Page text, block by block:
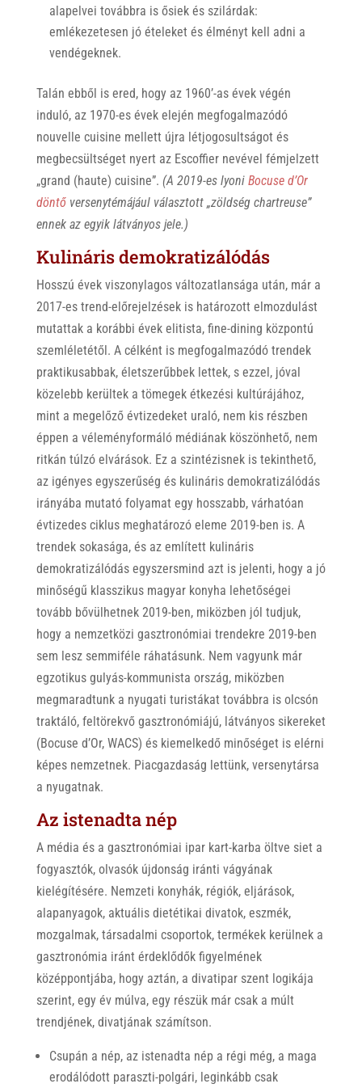
alapelvei továbbra is ősiek és szilárdak:
emlékezetesen jó ételeket és élményt kell adni a
vendégeknek.
Talán ebből is ered, hogy az 1960’-as évek végén
induló, az 1970-es évek elején megfogalmazódó
nouvelle cuisine mellett újra létjogosultságot és
megbecsültséget nyert az Escoffier nevével fémjelzett
„grand (haute) cuisine”. (A 2019-es lyoni Bocuse d’Or
döntőversenytémájául választott „zöldség chartreuse”
ennek az egyik látványos jele.)
Kulináris demokratizálódás
Hosszú évek viszonylagos változatlansága után, már a
2017-es trend-előrejelzések is határozott elmozdulást
mutattak a korábbi évek elitista, fine-dining központú
szemléletétől. A célként is megfogalmazódó trendek
praktikusabbak, életszerűbbek lettek, s ezzel, jóval
közelebb kerültek a tömegek étkezési kultúrájához,
mint a megelőző évtizedeket uraló, nem kis részben
éppen a véleményformáló médiának köszönhető, nem
ritkán túlzó elvárások. Ez a szintézisnek is tekinthető,
az igényes egyszerűség és kulináris demokratizálódás
irányába mutató folyamat egy hosszabb, várhatóan
évtizedes ciklus meghatározó eleme 2019-ben is. A
trendek sokasága, és az említett kulináris
demokratizálódás egyszersmind azt is jelenti, hogy a jó
minőségű klasszikus magyar konyha lehetőségei
tovább bővülhetnek 2019-ben, miközben jól tudjuk,
hogy a nemzetközi gasztronómiai trendekre 2019-ben
sem lesz semmiféle ráhatásunk. Nem vagyunk már
egzotikus gulyás-kommunista ország, miközben
megmaradtunk a nyugati turistákat továbbra is olcsón
traktáló, feltörekvő gasztronómiájú, látványos sikereket
(Bocuse d’Or, WACS) és kiemelkedő minőséget is elérni
képes nemzetnek. Piacgazdaság lettünk, versenytársa
a nyugatnak.
Az istenadta nép
A média és a gasztronómiai ipar kart-karba öltve siet a
fogyasztók, olvasók újdonság iránti vágyának
kielégítésére. Nemzeti konyhák, régiók, eljárások,
alapanyagok, aktuális dietétikai divatok, eszmék,
mozgalmak, társadalmi csoportok, termékek kerülnek a
gasztronómia iránt érdeklődők figyelmének
középpontjába, hogy aztán, a divatipar szent logikája
szerint, egy év múlva, egy részük már csak a múlt
trendjének, divatjának számítson.
Csupán a nép, az istenadta nép a régi még, a maga
erodálódott paraszti-polgári, leginkább csak